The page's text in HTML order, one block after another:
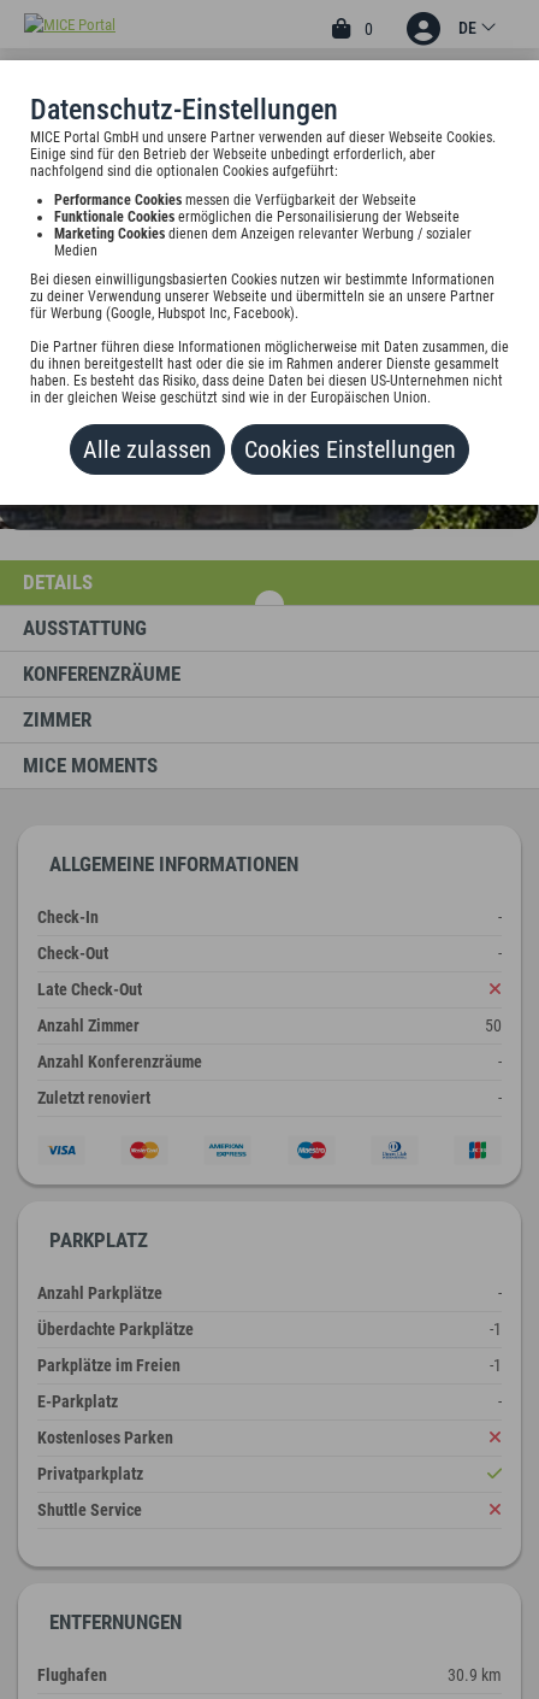
Datenschutz-Einstellungen
MICE Portal GmbH und unsere Partner verwenden auf dieser Webseite Cookies.
Einige sind für den Betrieb der Webseite unbedingt erforderlich, aber
nachfolgend sind die optionalen Cookies aufgeführt:
Performance Cookies messen die Verfügbarkeit der Webseite
Funktionale Cookies ermöglichen die Personailisierung der Webseite
Marketing Cookies dienen dem Anzeigen relevanter Werbung / sozialer
Medien
Bei diesen einwilligungsbasierten Cookies nutzen wir bestimmte Informationen
zu deiner Verwendung unserer Webseite und übermitteln sie an unsere Partner
für Werbung (Google, Hubspot Inc, Facebook).
Die Partner führen diese Informationen möglicherweise mit Daten zusammen, die
du ihnen bereitgestellt hast oder die sie im Rahmen anderer Dienste gesammelt
haben. Es besteht das Risiko, dass deine Daten bei diesen US-Unternehmen nicht
in der gleichen Weise geschützt sind wie in der Europäischen Union.
Alle zulassen Cookies Einstellungen
0 DE
3
HOTEL BRACK
Lindwurmstr.153, 80337 München, Deutschland
HINZUFÜGEN
DETAILS
AUSSTATTUNG
KONFERENZRÄUME
ZIMMER
MICE MOMENTS
ALLGEMEINE INFORMATIONEN
Check-In
-
Check-Out
-
Late Check-Out
Anzahl Zimmer
50
Anzahl Konferenzräume
-
Zuletzt renoviert
-
PARKPLATZ
Anzahl Parkplätze
-
Überdachte Parkplätze
-1
Parkplätze im Freien
-1
E-Parkplatz
-
Kostenloses Parken
Privatparkplatz
Shuttle Service
ENTFERNUNGEN
Flughafen
30.9 km